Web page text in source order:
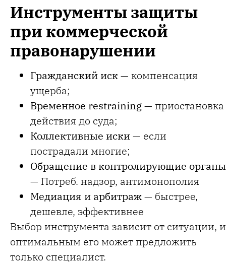
Инструменты защиты
при коммерческой
правонарушении
Гражданский иск— компенсация
ущерба;
Временное restraining— приостановка
действия до суда;
Коллективные иски— если
пострадали многие;
Обращение в контролирующие органы
— Потреб. надзор, антимонополия
Медиация и арбитраж— быстрее,
дешевле, эффективнее
Выбор инструмента зависит от ситуации, и
оптимальным его может предложить
только специалист.